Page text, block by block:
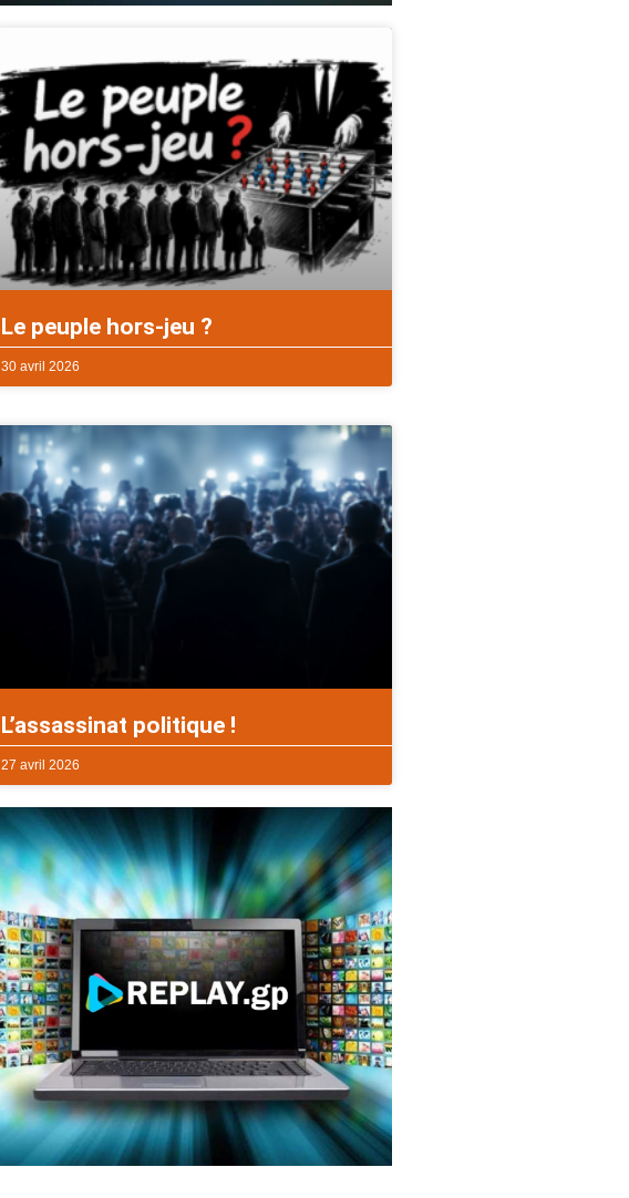
Le peuple hors-jeu ?
30 avril 2026
L’assassinat politique !
27 avril 2026